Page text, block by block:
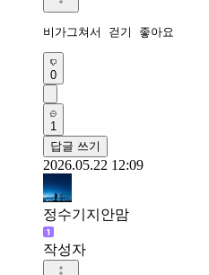
비가그쳐서 걷기 좋아요
0
1
답글 쓰기
2026.05.22 12:09
정수기지안맘
작성자